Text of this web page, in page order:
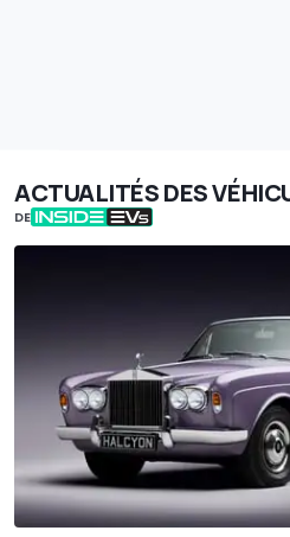
ACTUALITÉS DES
DE